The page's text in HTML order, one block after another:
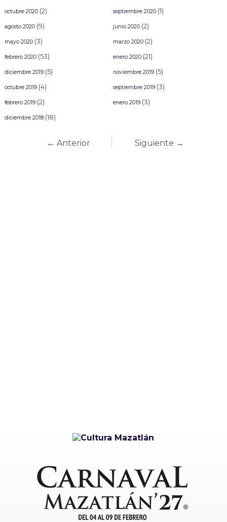
octubre 2020(2) septiembre 2020(1)
agosto 2020(9) junio 2020(2)
mayo 2020(3) marzo 2020(2)
febrero 2020(53) enero 2020(21)
diciembre 2019(5) noviembre 2019(5)
octubre 2019(4) septiembre 2019(3)
febrero 2019(2) enero 2019(3)
diciembre 2018(18)
← Anterior Siguiente →